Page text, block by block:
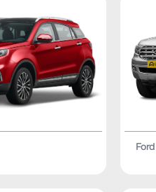
Ford